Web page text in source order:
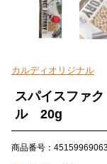
カルディオリジナル
スパイスファ
ル 20g
商品番号：